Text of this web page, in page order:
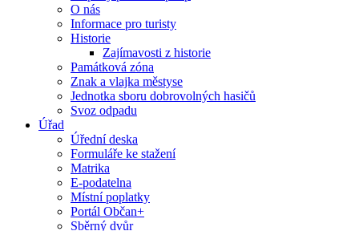
O nás
Informace pro turisty
Historie
Zajímavosti z historie
Památková zóna
Znak a vlajka městyse
Jednotka sboru dobrovolných hasičů
Svoz odpadu
Úřad
Úřední deska
Formuláře ke stažení
Matrika
E-podatelna
Místní poplatky
Portál Občan+
Sběrný dvůr